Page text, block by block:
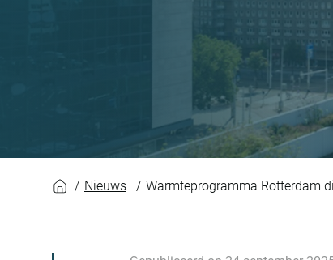
Nieuws Warmteprogramma Rotterdam